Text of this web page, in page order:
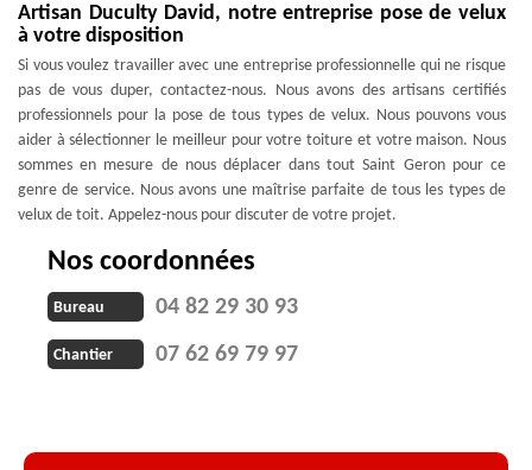
Artisan Duculty David, notre entreprise pose de velux
à votre disposition
Si vous voulez travailler avec une entreprise professionnelle qui ne risque
pas de vous duper, contactez-nous. Nous avons des artisans certifiés
professionnels pour la pose de tous types de velux. Nous pouvons vous
aider à sélectionner le meilleur pour votre toiture et votre maison. Nous
sommes en mesure de nous déplacer dans tout Saint Geron pour ce
genre de service. Nous avons une maîtrise parfaite de tous les types de
velux de toit. Appelez-nous pour discuter de votre projet.
Nos coordonnées
Bureau 04 82 29 30 93
Chantier 07 62 69 79 97